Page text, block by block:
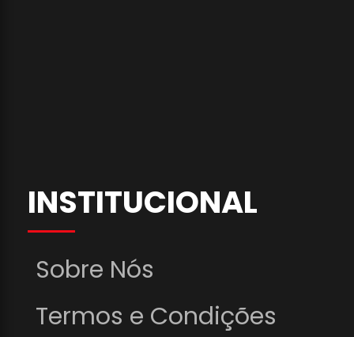
INSTITUCIONAL
Sobre Nós
Termos e Condições